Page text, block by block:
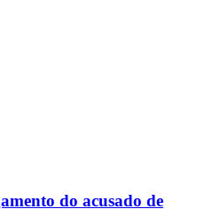
do acusado de